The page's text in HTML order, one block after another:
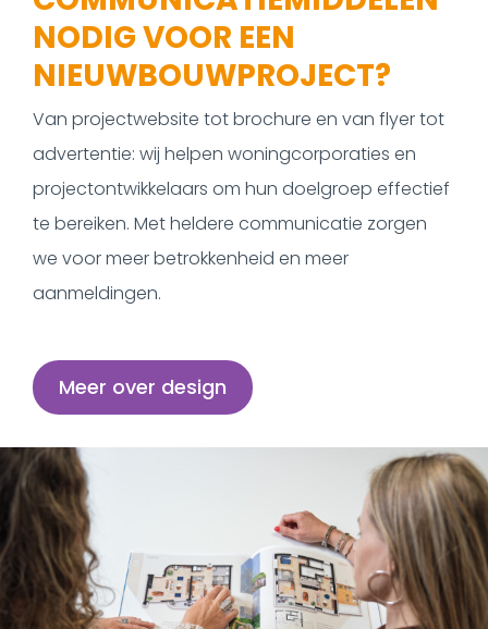
NODIG VOOR EEN
NIEUWBOUWPROJECT?
Van projectwebsite tot brochure en van flyer tot
advertentie: wij helpen woningcorporaties en
projectontwikkelaars om hun doelgroep effectief
te bereiken. Met heldere communicatie zorgen
we voor meer betrokkenheid en meer
aanmeldingen.
Meer over design